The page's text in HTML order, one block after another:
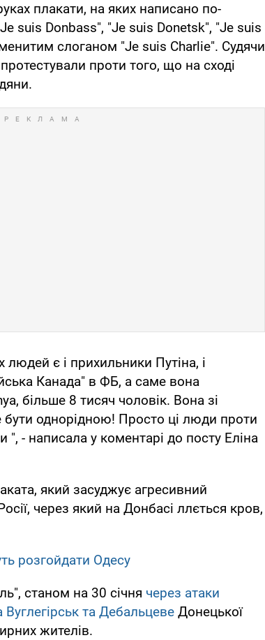
плакати, на яких написано по-
suis Donbass", "Je suis Donetsk", "Je suis
слоганом "Je suis Charlie". Судячи
проти того, що на сході
є і прихильники Путіна, і
Канада" в ФБ, а саме вона
більше 8 тисяч чоловік. Вона зі
однорідною! Просто ці люди проти
", - написала у коментарі до посту Еліна
який засуджує агресивний
через який на Донбасі ллється кров,
розгойдати Одесу
станом на 30 січня через атаки
та Дебальцеве Донецької
жителів.